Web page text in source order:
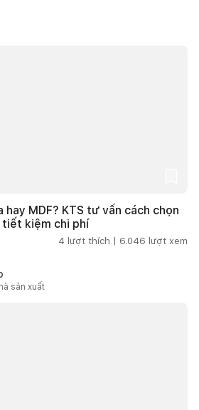
hay MDF? KTS tư vấn cách chọn
kiệm chi phí
4 lượt thích | 6.046 lượt xem
sản xuất